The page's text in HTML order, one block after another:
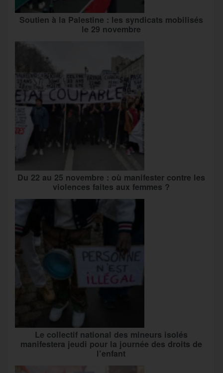
Soutien à la Palestine : les syndicats mobilisés
le 29 novembre
Du 22 au 25 novembre : où manifester contre les
violences faites aux femmes ?
Le collectif national des mineurs isolés
manifestera jeudi pour la journée des droits de
l’enfant